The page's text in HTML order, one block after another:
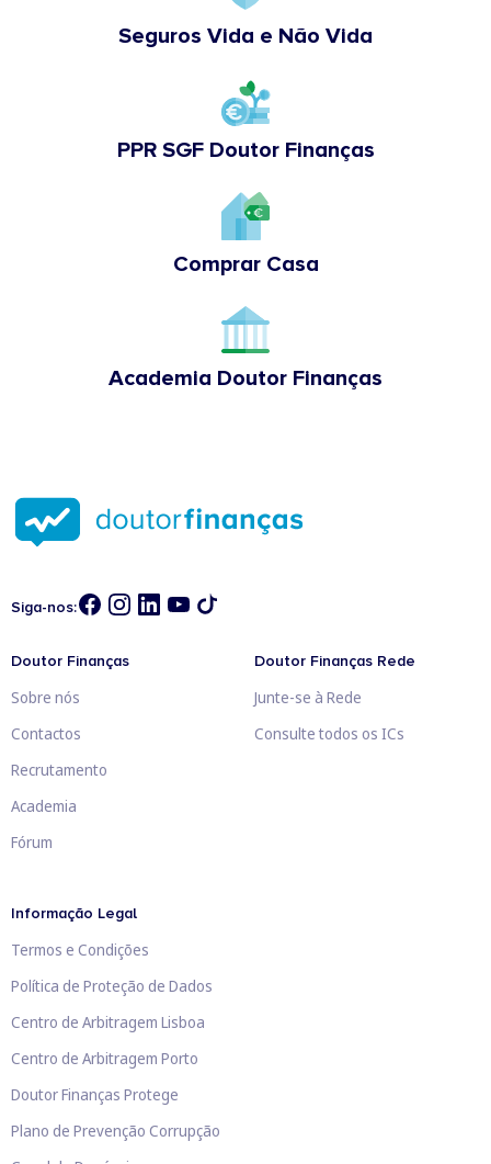
Seguros Vida e Não Vida
PPR SGF Doutor Finanças
Comprar Casa
Academia Doutor Finanças
Siga-nos:
Doutor Finanças
Sobre nós
Contactos
Recrutamento
Academia
Fórum
Doutor Finanças Rede
Junte-se à Rede
Consulte todos os ICs
Informação Legal
Termos e Condições
Política de Proteção de Dados
Centro de Arbitragem Lisboa
Centro de Arbitragem Porto
Doutor Finanças Protege
Plano de Prevenção Corrupção